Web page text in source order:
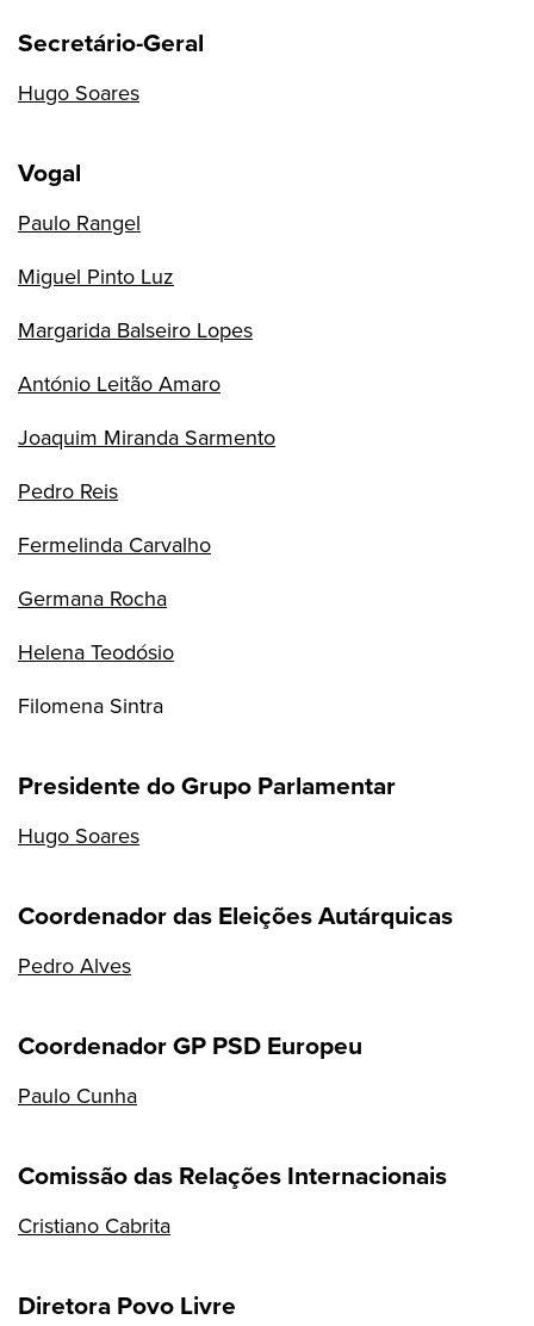
Secretário-Geral
Hugo Soares
Vogal
Paulo Rangel
Miguel Pinto Luz
Margarida Balseiro Lopes
António Leitão Amaro
Joaquim Miranda Sarmento
Pedro Reis
Fermelinda Carvalho
Germana Rocha
Helena Teodósio
Filomena Sintra
Presidente do Grupo Parlamentar
Hugo Soares
Coordenador das Eleições Autárquicas
Pedro Alves
Coordenador GP PSD Europeu
Paulo Cunha
Comissão das Relações Internacionais
Cristiano Cabrita
Diretora Povo Livre